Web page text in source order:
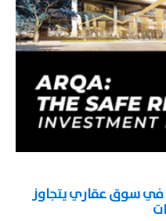
في سوق عقاري يتجاوز